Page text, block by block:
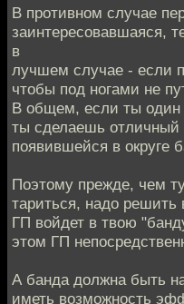
В противном случае
заинтересовавшаяся,
в
лучшем случае - если
чтобы под ногами не
В общем, если ты
ты сделаешь отличный
появившейся в округе
Поэтому прежде, чем
тариться, надо решить
ГП войдет в твою
этом ГП
А банда должна быть
иметь возможность